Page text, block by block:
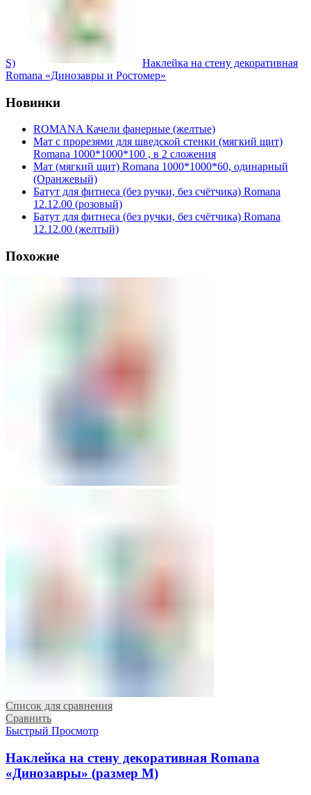
S)
Наклейка на стену декоративная
Romana «Динозавры и Ростомер»
Новинки
ROMANA Качели фанерные (желтые)
Мат с прорезями для шведской стенки (мягкий щит)
Romana 1000*1000*100 , в 2 сложения
Мат (мягкий щит) Romana 1000*1000*60, одинарный
(Оранжевый)
Батут для фитнеса (без ручки, без счётчика) Romana
12.12.00 (розовый)
Батут для фитнеса (без ручки, без счётчика) Romana
12.12.00 (желтый)
Похожие
Список для сравнения
Сравнить
Быстрый Просмотр
Наклейка на стену декоративная Romana
«Динозавры» (размер M)